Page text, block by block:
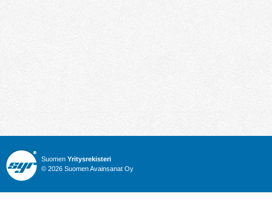
Suomen Yritysrekisteri
© 2026 Suomen Avainsanat Oy